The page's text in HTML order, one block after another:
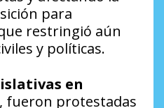
para
restringió aún
y políticas.
en
, fueron protestadas